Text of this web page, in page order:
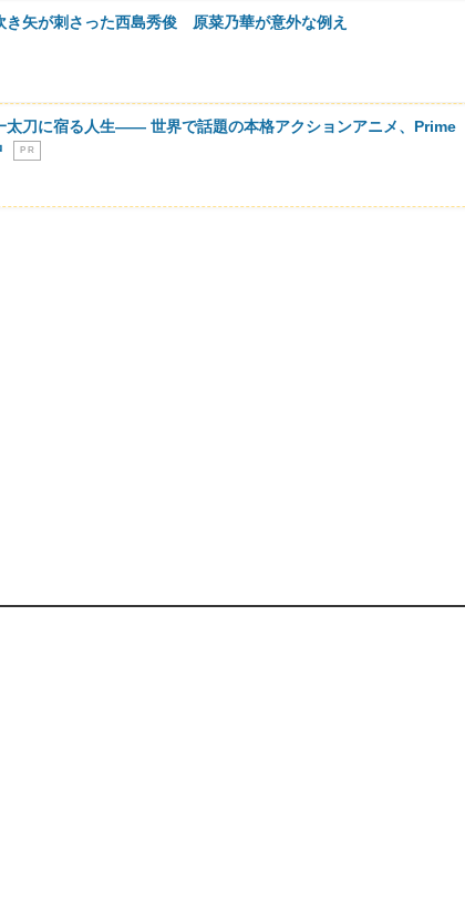
き矢が刺さった西島秀俊 原菜乃華が意外な例え
太刀に宿る人生―― 世界で話題の本格アクションアニメ、Prime
P R